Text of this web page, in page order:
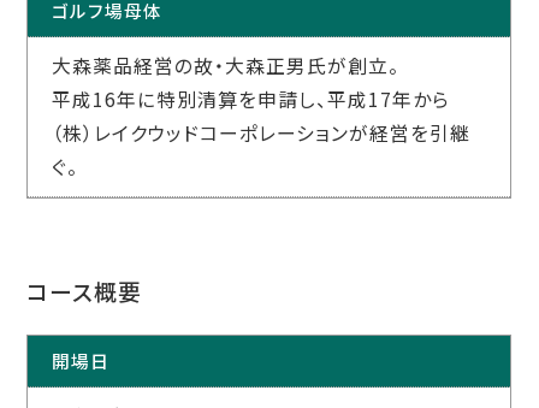
ゴルフ場母体
大森薬品経営の故・大森正男氏が創立。
平成16年に特別清算を申請し、平成17年から
（株）レイクウッドコーポレーションが経営を引継
ぐ。
コース概要
開場日